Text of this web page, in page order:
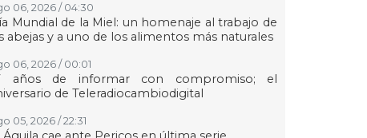
06, 2026 / 04:30
Mundial de la Miel: un homenaje al trabajo de
abejas y a uno de los alimentos más naturales
06, 2026 / 00:01
años de informar con compromiso; el
de Teleradiocambiodigital
05, 2026 / 22:31